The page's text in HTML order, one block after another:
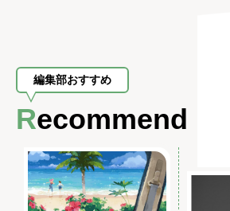
編集部おすすめ
Recommend